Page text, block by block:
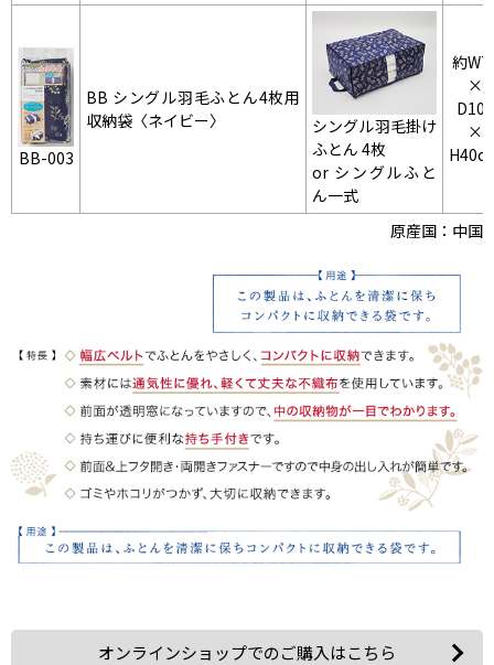
BB-003
BB シングル羽毛ふとん4枚用
収納袋〈ネイビー〉
シングル羽毛掛け
ふとん 4枚
or シングルふと
ん一式
約
×
D100
×
原産国：中国
オンラインショップでのご購入はこちら